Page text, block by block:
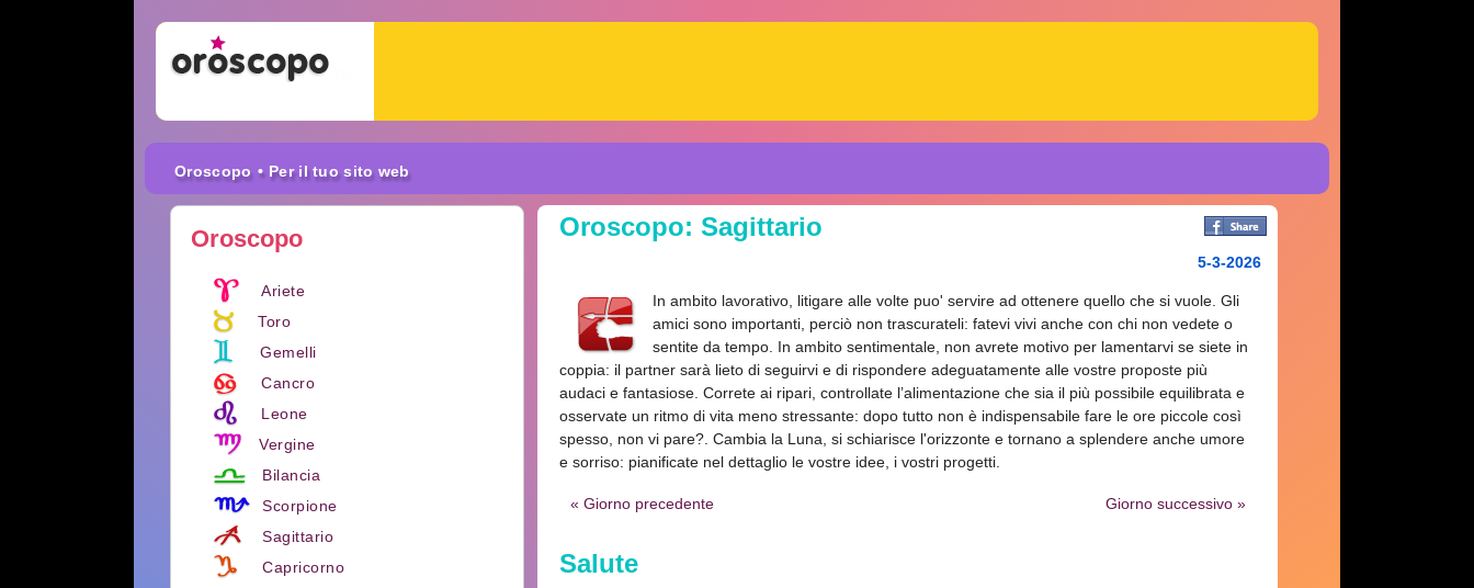
Oroscopo • Per il tuo sito web
Oroscopo
Ariete
Toro
Gemelli
Cancro
Leone
Vergine
Bilancia
Scorpione
Sagittario
Capricorno
Oroscopo: Sagittario
5-3-2026
In ambito lavorativo, litigare alle volte puo' servire ad ottenere quello che si vuole. Gli
amici sono importanti, perciò non trascurateli: fatevi vivi anche con chi non vedete o
sentite da tempo. In ambito sentimentale, non avrete motivo per lamentarvi se siete in
coppia: il partner sarà lieto di seguirvi e di rispondere adeguatamente alle vostre proposte più
audaci e fantasiose. Correte ai ripari, controllate l’alimentazione che sia il più possibile equilibrata e
osservate un ritmo di vita meno stressante: dopo tutto non è indispensabile fare le ore piccole così
spesso, non vi pare?. Cambia la Luna, si schiarisce l'orizzonte e tornano a splendere anche umore
e sorriso: pianificate nel dettaglio le vostre idee, i vostri progetti.
« Giorno precedente Giorno successivo »
Salute